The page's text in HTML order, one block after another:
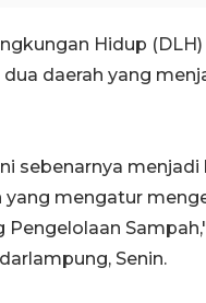
Hidup
daerah yang
sebenarnya
mengatur
Senin.